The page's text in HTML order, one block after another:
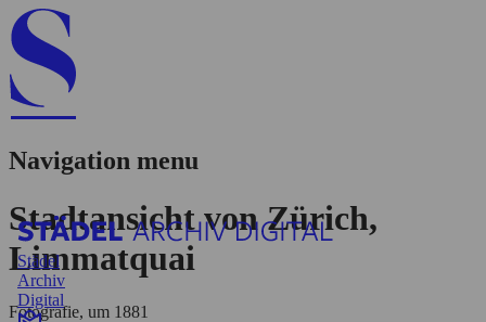
Navigation menu
Städel
Archiv
Digital
Stadtansicht von Zürich,
Limmatquai
Fotografie, um 1881